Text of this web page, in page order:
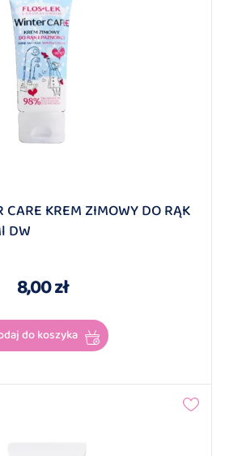
CARE KREM ZIMOWY DO RĄK
DW
8,00 zł
do koszyka